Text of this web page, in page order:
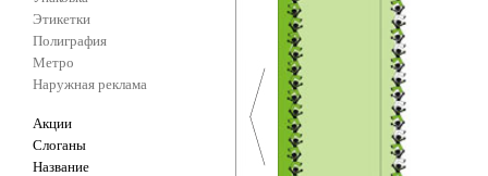
Этикетки
Полиграфия
Метро
Наружная реклама
Акции
Слоганы
Название